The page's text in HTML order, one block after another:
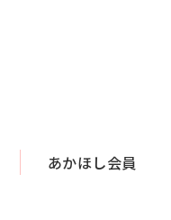
あかほし会員